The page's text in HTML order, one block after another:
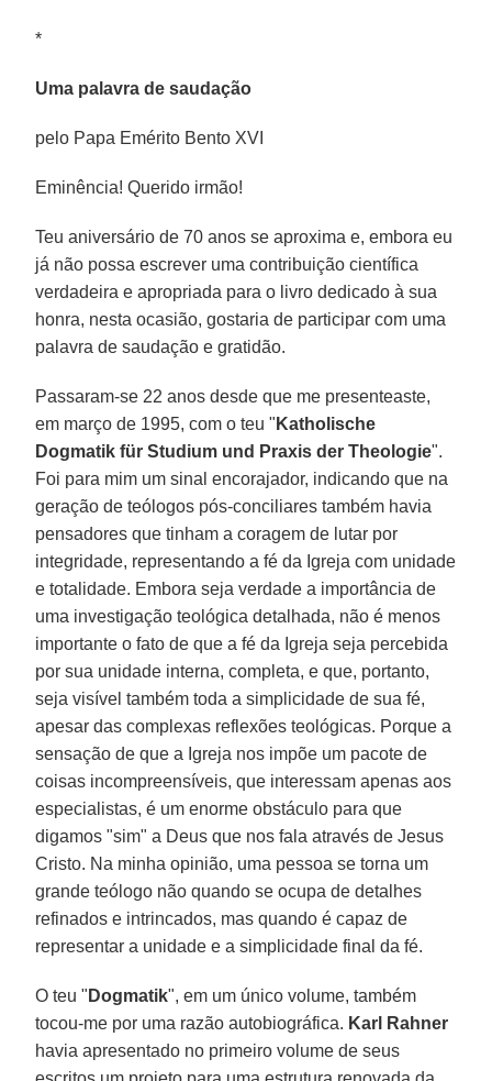
*
Uma palavra de saudação
pelo Papa Emérito Bento XVI
Eminência! Querido irmão!
Teu aniversário de 70 anos se aproxima e, embora eu
já não possa escrever uma contribuição científica
verdadeira e apropriada para o livro dedicado à sua
honra, nesta ocasião, gostaria de participar com uma
palavra de saudação e gratidão.
Passaram-se 22 anos desde que me presenteaste,
em março de 1995, com o teu " Katholische
Dogmatik für Studium und Praxis der Theologie".
Foi para mim um sinal encorajador, indicando que na
geração de teólogos pós-conciliares também havia
pensadores que tinham a coragem de lutar por
integridade, representando a fé da Igreja com unidade
e totalidade. Embora seja verdade a importância de
uma investigação teológica detalhada, não é menos
importante o fato de que a fé da Igreja seja percebida
por sua unidade interna, completa, e que, portanto,
seja visível também toda a simplicidade de sua fé,
apesar das complexas reflexões teológicas. Porque a
sensação de que a Igreja nos impõe um pacote de
coisas incompreensíveis, que interessam apenas aos
especialistas, é um enorme obstáculo para que
digamos "sim" a Deus que nos fala através de Jesus
Cristo. Na minha opinião, uma pessoa se torna um
grande teólogo não quando se ocupa de detalhes
refinados e intrincados, mas quando é capaz de
representar a unidade e a simplicidade final da fé.
O teu " Dogmatik", em um único volume, também
tocou-me por uma razão autobiográfica. Karl Rahner
havia apresentado no primeiro volume de seus